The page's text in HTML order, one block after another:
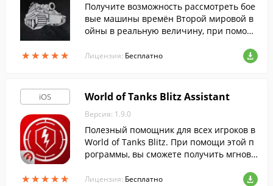
★★★★★
★★★★★
Получите возможность рассмотреть бое
вые машины времён Второй мировой в
ойны в реальную величину, при помощ
Лицензия: Бесплатно
iOS
★★★★★
★★★★★
World of Tanks Blitz Assistant
Версия: 1.9.0
Полезный помощник для всех игроков в
World of Tanks Blitz. При помощи этой п
рограммы, вы сможете получить мгнове
истике и множеству прочей важной инф
Лицензия: Бесплатно